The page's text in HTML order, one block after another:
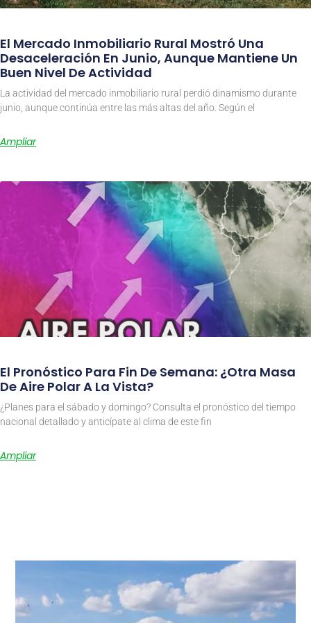
El Mercado Inmobiliario Rural Mostró Una
Desaceleración En Junio, Aunque Mantiene Un
Buen Nivel De Actividad
La actividad del mercado inmobiliario rural perdió dinamismo durante
junio, aunque continúa entre las más altas del año. Según el
Ampliar
El Pronóstico Para Fin De Semana: ¿Otra Masa
De Aire Polar A La Vista?
¿Planes para el sábado y domingo? Consulta el pronóstico del tiempo
nacional detallado y anticípate al clima de este fin
Ampliar